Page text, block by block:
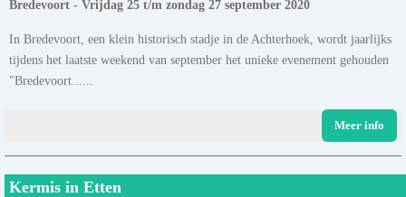
Bredevoort - Vrijdag 25 t/m zondag 27 september 2020
In Bredevoort, een klein historisch stadje in de Achterhoek, wordt jaarlijks
tijdens het laatste weekend van september het unieke evenement gehouden
"Bredevoort......
Meer info
Kermis in Etten